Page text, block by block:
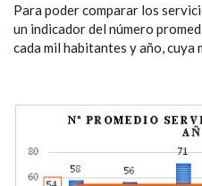
Para poder comparar los
un indicador del número
cada mil habitantes y año, cuya